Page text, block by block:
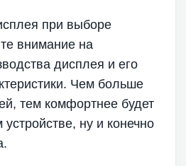
при выборе
внимание на
дисплея и его
Чем больше
тем комфортнее будет
устройстве, ну и конечно